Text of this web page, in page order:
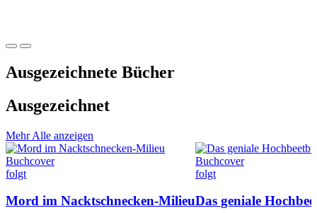
Ausgezeichnete Bücher
Ausgezeichnet
Mehr Alle anzeigen
Buchcover
folgt
Mord im Nacktschnecken-Milieu
Buchcover
folgt
Das geniale